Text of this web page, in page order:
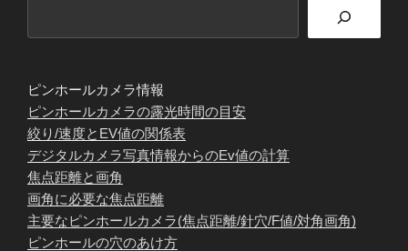
ピンホールカメラ情報
ピンホールカメラの露光時間の目安
絞り/速度とEV値の関係表
デジタルカメラ写真情報からのEv値の計算
焦点距離と画角
画角に必要な焦点距離
主要なピンホールカメラ(焦点距離/針穴/F値/対角画角)
ピンホールの穴のあけ方